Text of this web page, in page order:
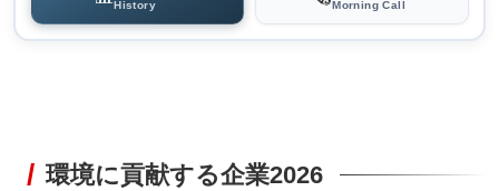
History Morning Call
環境に貢献する企業2026